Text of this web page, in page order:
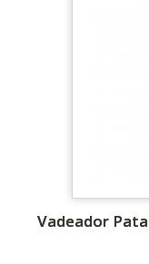
Vadeador